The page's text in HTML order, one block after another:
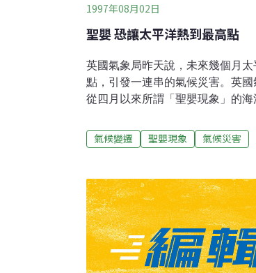
1997年08月02日
聖嬰 恐讓太平洋熱到最高點
英國氣象局昨天說，未來幾個月
點，引發一連串的氣候災害。英
從四月以來所謂「聖嬰現象」的
些地方的溫度比正常氣溫高了攝
溫度對氣候條件有重大影響，少
將可多作準備，把損害降至最低。
氣候變遷 聖嬰現象 氣候災害